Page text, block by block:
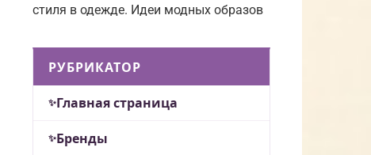
стиля в одежде. Идеи модных образов
РУБРИКАТОР
Главная страница
Бренды